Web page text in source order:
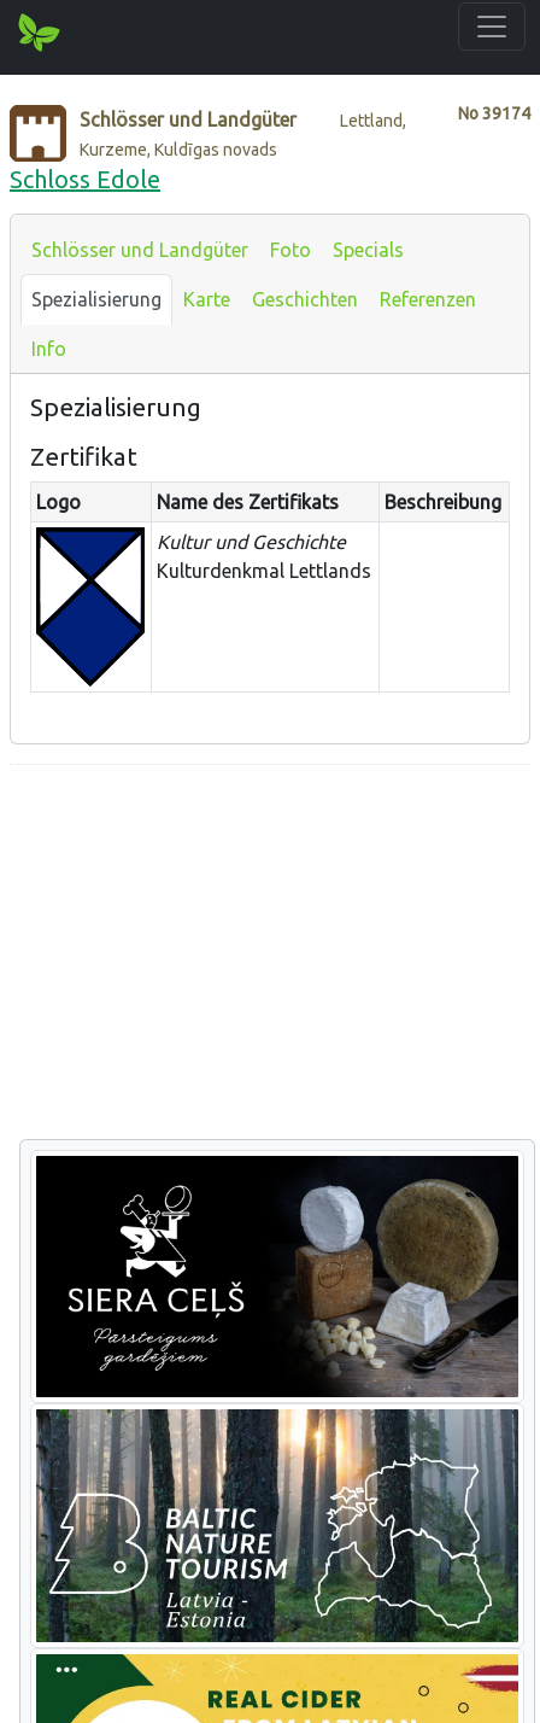
No39174
Schlösser und Landgüter
Lettland,
Kurzeme, Kuldīgas novads
Schloss Edole
Schlösser und Landgüter Foto Specials
Spezialisierung Karte Geschichten Referenzen
Info
Spezialisierung
Zertifikat
Logo Name des Zertifikats
Beschreibung
Kultur und Geschichte
Kulturdenkmal Lettlands